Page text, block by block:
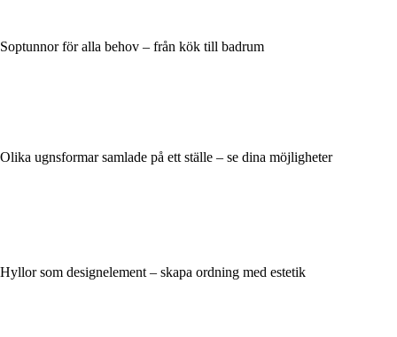
Soptunnor för alla behov – från kök till badrum
Olika ugnsformar samlade på ett ställe – se dina möjligheter
Hyllor som designelement – skapa ordning med estetik